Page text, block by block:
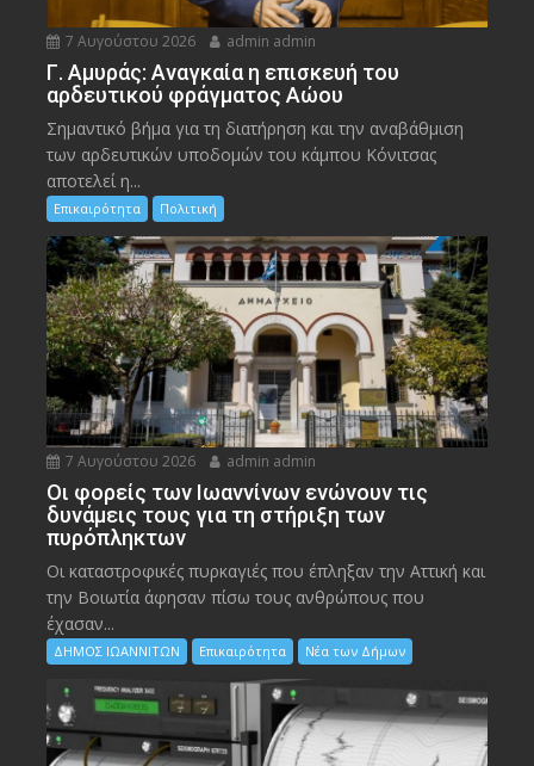
7 Αυγούστου 2026 admin admin
Γ. Αμυράς: Αναγκαία η επισκευή του
αρδευτικού φράγματος Αώου
Σημαντικό βήμα για τη διατήρηση και την αναβάθμιση
των αρδευτικών υποδομών του κάμπου Κόνιτσας
αποτελεί η...
Επικαιρότητα Πολιτική
7 Αυγούστου 2026 admin admin
Οι φορείς των Ιωαννίνων ενώνουν τις
δυνάμεις τους για τη στήριξη των
πυρόπληκτων
Οι καταστροφικές πυρκαγιές που έπληξαν την Αττική και
την Bοιωτία άφησαν πίσω τους ανθρώπους που
έχασαν...
ΔΗΜΟΣ ΙΩΑΝΝΙΤΩΝ Επικαιρότητα Νέα των Δήμων